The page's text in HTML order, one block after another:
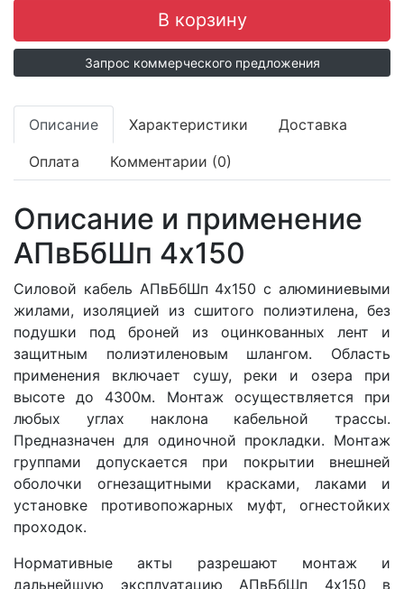
Запрос коммерческого предложения
Описание Характеристики Доставка
Оплата Комментарии (0)
Описание и применение
АПвБбШп 4x150
Силовой кабель АПвБбШп 4x150 с алюминиевыми
жилами, изоляцией из сшитого полиэтилена, без
подушки под броней из оцинкованных лент и
защитным полиэтиленовым шлангом. Область
применения включает сушу, реки и озера при
высоте до 4300м. Монтаж осуществляется при
любых углах наклона кабельной трассы.
Предназначен для одиночной прокладки. Монтаж
группами допускается при покрытии внешней
оболочки огнезащитными красками, лаками и
установке противопожарных муфт, огнестойких
проходок.
Нормативные акты разрешают монтаж и
дальнейшую эксплуатацию АПвБбШп 4x150 в